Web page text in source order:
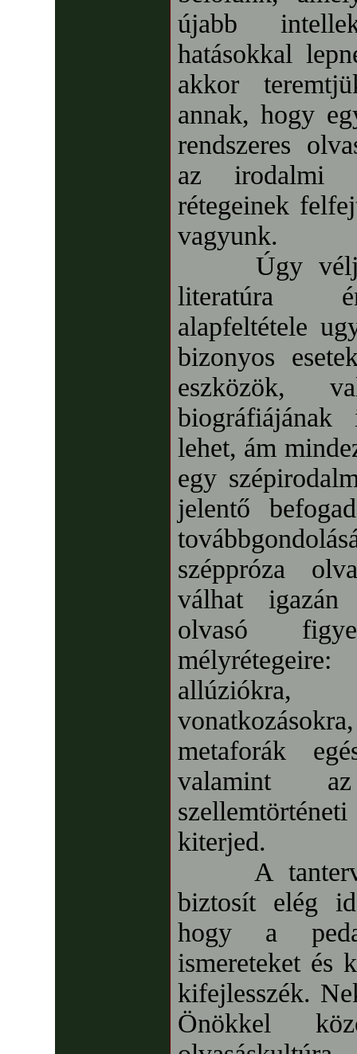
újabb
hatásokkal
akkor
annak, hogy
rendszeres
az irodalmi
rétegeinek
vagyunk.
Úgy véljük
literatúra
alapfeltétele
bizonyos
eszközök,
biográfiájának
lehet, ám
egy
jelentő
széppróza
válhat igazán
olvasó
allúziókra,
metaforák
valamint
kiterjed.
A tanterv
biztosít elég
hogy a
ismereteket és
kifejlesszék.
Önökkel